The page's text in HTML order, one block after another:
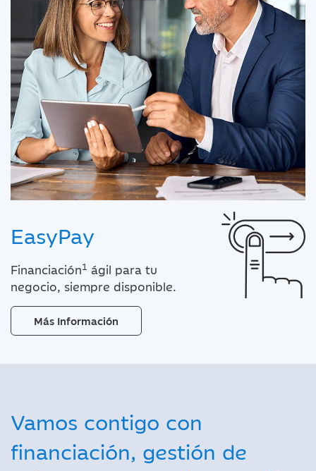
EasyPay
Financiación1 ágil para tu
negocio, siempre disponible.
Más Información
Vamos contigo con
financiación, gestión de